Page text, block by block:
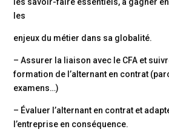
les
enjeux du métier dans sa globalité.
– Assurer la liaison avec le CFA et
formation de l’alternant en contrat
examens…)
– Évaluer l’alternant en contrat et
l’entreprise en conséquence.